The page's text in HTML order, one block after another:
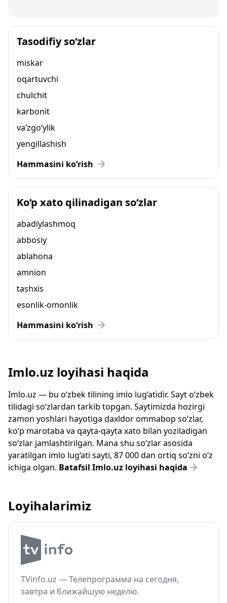
Tasodifiy so‘zlar
miskar
oqartuvchi
chulchit
karbonit
va’zgo‘ylik
yengillashish
Hammasini ko‘rish
Ko‘p xato qilinadigan so‘zlar
abadiylashmoq
abbosiy
ablahona
amnion
tashxis
esonlik-omonlik
Hammasini ko‘rish
Imlo.uz loyihasi haqida
Imlo.uz — bu o‘zbek tilining imlo lug‘atidir. Sayt o‘zbek
tilidagi so‘zlardan tarkib topgan. Saytimizda hozirgi
zamon yoshlari hayotiga daxldor ommabop so‘zlar,
ko‘p marotaba va qayta-qayta xato bilan yoziladigan
so‘zlar jamlashtirilgan. Mana shu so‘zlar asosida
yaratilgan imlo lug‘ati sayti, 87 000 dan ortiq so‘zni o‘z
ichiga olgan. Batafsil Imlo.uz loyihasi haqida
Loyihalarimiz
TVinfo.uz — Телепрограмма на сегодня,
завтра и ближайшую неделю.